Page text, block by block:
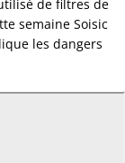
de filtres de
semaine Soisic
les dangers